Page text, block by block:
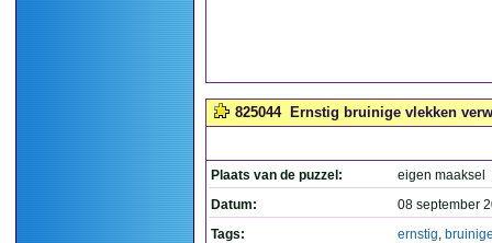
825044 Ernstig bruinige vlekken
Plaats van de puzzel:
eigen maaksel
Datum:
08 september
Tags:
ernstig,